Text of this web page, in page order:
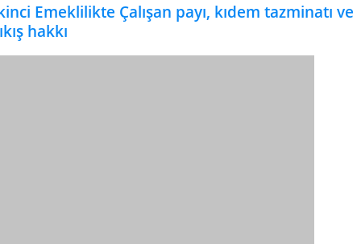
Emeklilikte Çalışan payı, kıdem tazminatı ve
hakkı